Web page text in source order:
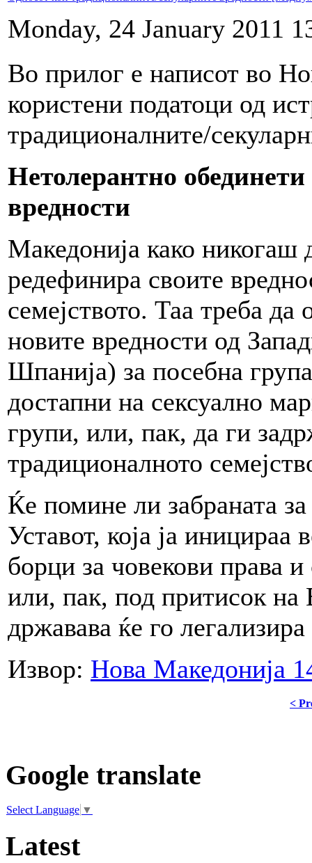
Monday, 24 January 2011
Во прилог е написот во
користени податоци од
традиционалните/
Нетолерантно
вредности
Македонија како никогаш
редефинира своите
семејството. Таа треба да
новите вредности од
Шпанија) за посебна
достапни на сексуално
групи, или, пак, да ги
традиционалното
Ќе помине ли забраната
Уставот, која ја иницираа
борци за човекови права
или, пак, под притисок на
државава ќе го
Извор: Нова Македонија
<
Google translate
Select Language ▼
Latest